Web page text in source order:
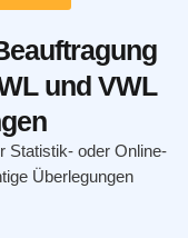
und VWL
Statistik- oder Online-
Überlegungen